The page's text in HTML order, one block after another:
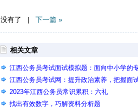
没有了 | 下一篇 »
相关文章
江西公务员考试面试模拟题：面向中小学的
江西公务员考试网：提升政治素养，把握面
2023年江西公务员常识累积：六礼
找出有效数字，巧解资料分析题